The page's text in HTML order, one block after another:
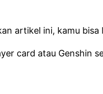
artikel ini, kamu
card atau Genshin